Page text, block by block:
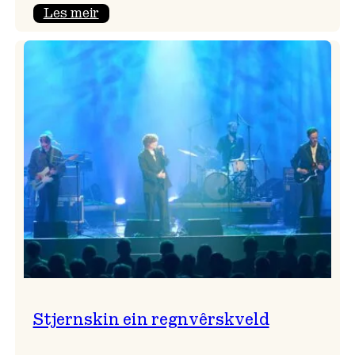
Les meir:
&
Haltli
Stjernskin ein regnvêrskveld